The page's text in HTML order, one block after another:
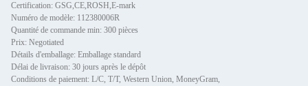
Certification: GSG,CE,ROSH,E-mark
Numéro de modèle: 112380006R
Quantité de commande min: 300 pièces
Prix: Negotiated
Détails d'emballage: Emballage standard
Délai de livraison: 30 jours après le dépôt
Conditions de paiement: L/C, T/T, Western Union, MoneyGram,